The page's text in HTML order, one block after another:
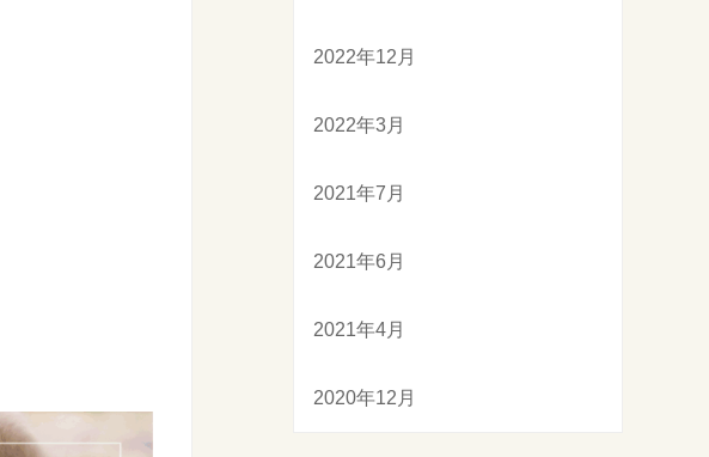
2022年12月
2022年3月
2021年7月
2021年6月
2021年4月
2020年12月